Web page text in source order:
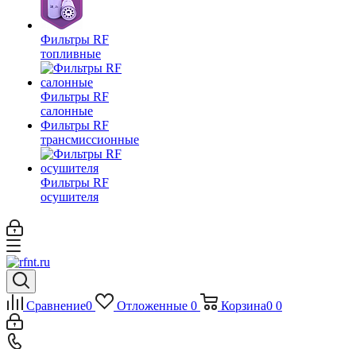
Фильтры RF
топливные
Фильтры RF
салонные
Фильтры RF
трансмиссионные
Фильтры RF
осушителя
Сравнение0 Отложенные 0 Корзина0 0